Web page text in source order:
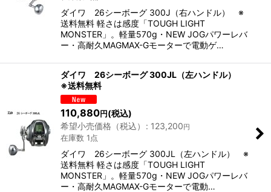
ダイワ 26シーボーグ 300J（右ハンドル） ※
送料無料 軽さは感度「TOUGH LIGHT
MONSTER」。軽量570g・NEW JOGパワーレバ
ー・高耐久MAGMAX-Gモーターで電動ゲ…
ダイワ 26シーボーグ 300JL（左ハンドル）
※送料無料
110,880円 (税込)
希望小売価格（税込）
: 123,200円
在庫数 1点
ダイワ 26シーボーグ 300JL（左ハンドル） ※
送料無料 軽さは感度「TOUGH LIGHT
MONSTER」。軽量570g・NEW JOGパワーレバ
ー・高耐久MAGMAX-Gモーターで電動…